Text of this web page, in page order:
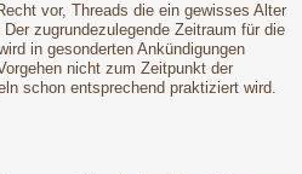
vor, Threads die ein gewisses Alter
zugrundezulegende Zeitraum für die
in gesonderten Ankündigungen
nicht zum Zeitpunkt der
schon entsprechend praktiziert wird.